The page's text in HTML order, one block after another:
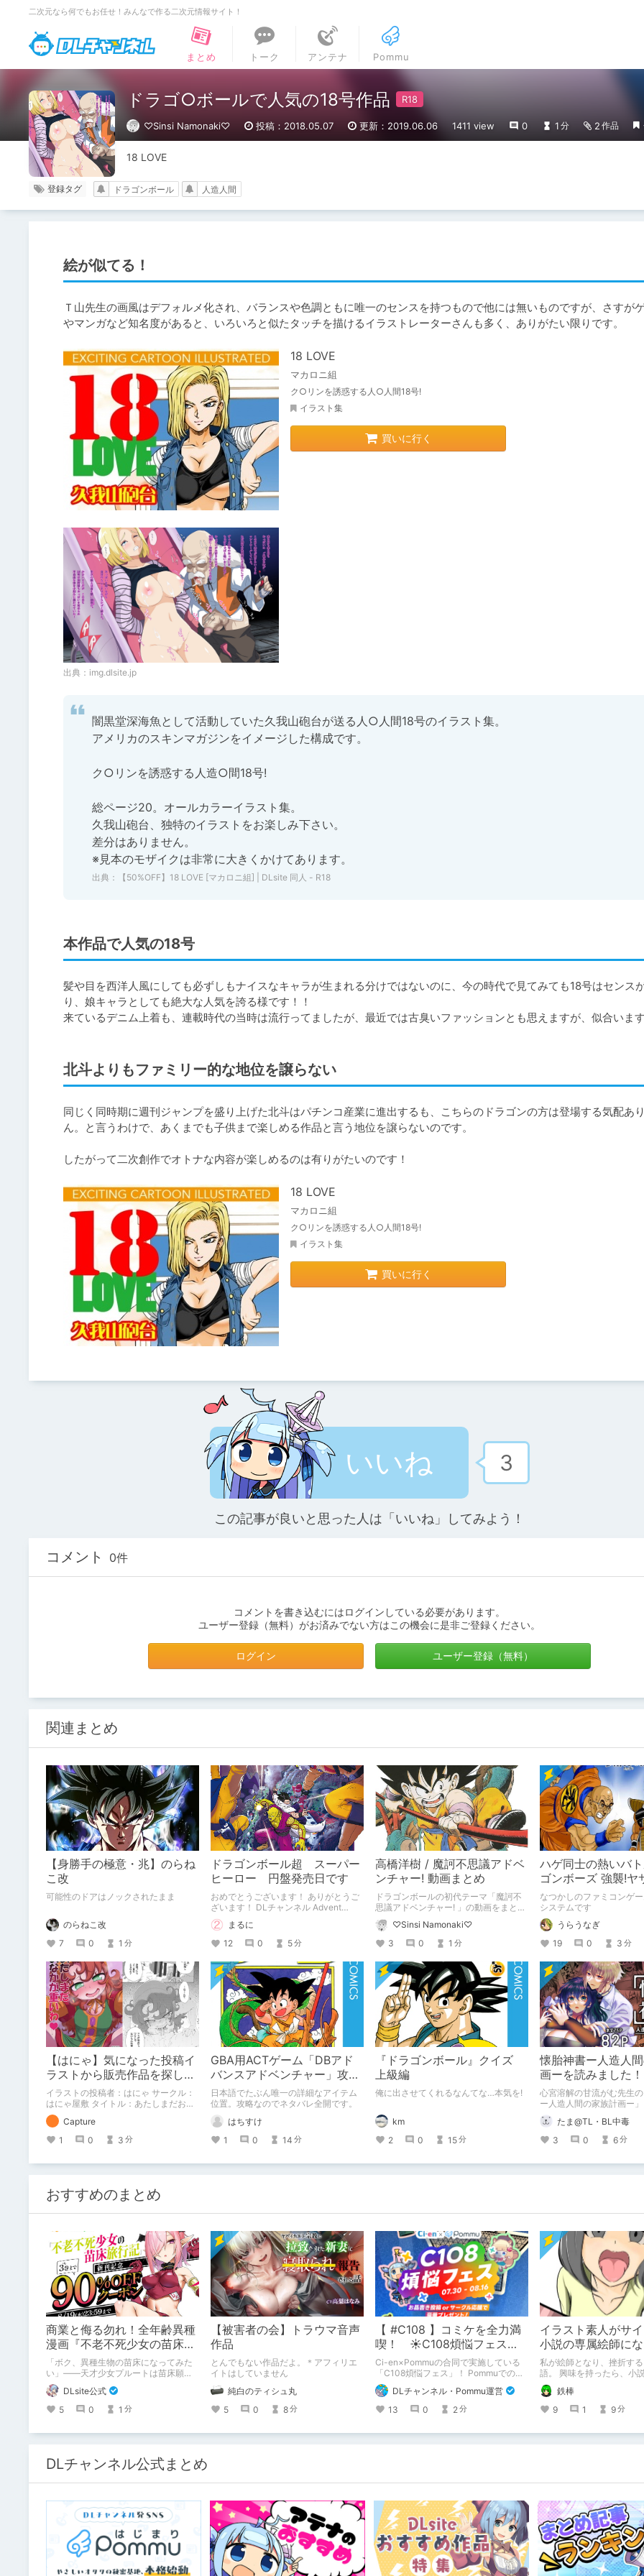
二次元なら何でもお任せ！みんなで作る二次元情報サイト！
DLチャンネル
まとめ
トーク アンテナ Pommu
ドラゴ○ボールで人気の18号作品
♡Sinsi Namonaki♡ 投稿：2018.05.07 更新：2019.06.06 1411 view 0 1 分 2 作品
18 LOVE
登録タグ ドラゴンボール 人造人間
絵が似てる！
Ｔ山先生の画風はデフォルメ化され、バランスや色調ともに唯一のセンスを持つもので他には無いものですが、さすが
やマンガなど知名度があると、いろいろと似たタッチを描けるイラストレーターさんも多く、ありがたい限りです。
18 LOVE
マカロニ組
ク○リンを誘惑する人○人間18号!
イラスト集
買いに行く
出典： img.dlsite.jp
闇黒堂深海魚として活動していた久我山砲台が送る人○人間18号のイラスト集。
アメリカのスキンマガジンをイメージした構成です。
ク○リンを誘惑する人造○間18号!
総ページ20。オールカラーイラスト集。
久我山砲台、独特のイラストをお楽しみ下さい。
差分はありません。
※見本のモザイクは非常に大きくかけてあります。
出典： 【50%OFF】18 LOVE [マカロニ組] | DLsite 同人 - R18
本作品で人気の18号
髪や目を西洋人風にしても必ずしもナイスなキャラが生まれる分けではないのに、今の時代で見てみても18号はセンス
り、娘キャラとしても絶大な人気を誇る様です！！
来ているデニム上着も、連載時代の当時は流行ってましたが、最近では古臭いファッションとも思えますが、似合います
北斗よりもファミリー的な地位を譲らない
同じく同時期に週刊ジャンプを盛り上げた北斗はパチンコ産業に進出するも、こちらのドラゴンの方は登場する気配あ
ん。と言うわけで、あくまでも子供まで楽しめる作品と言う地位を譲らないのです。
したがって二次創作でオトナな内容が楽しめるのは有りがたいのです！
18 LOVE
マカロニ組
ク○リンを誘惑する人○人間18号!
イラスト集
買いに行く
いいね 3
この記事が良いと思った人は「いいね」してみよう！
コメント 0件
コメントを書き込むにはログインしている必要があります。
ユーザー登録（無料）がお済みでない方はこの機会に是非ご登録ください。
ログイン ユーザー登録（無料）
関連まとめ
【身勝手の極意・兆】のらね
こ改
可能性のドアはノックされたまま
のらねこ改
7
0 1 分
ドラゴンボール超 スーパー
ヒーロー 円盤発売日です
おめでとうございます！ ありがとうご
ざいます！ DLチャンネル Advent
Calendar 2022（その2）に参加してい
ます。 12/8「レッドリボン軍大反省
会」アーカイブを追加、ドリパス追加
上映情報追加
まるに
12
0 5分
高橋洋樹 / 魔訶不思議アドベ
ンチャー! 動画まとめ
ドラゴンボールの初代テーマ「魔訶不
思議アドベンチャー! 」の動画をまとめ
ました。
♡Sinsi Namonaki♡
3
0 1 分
ハゲ同士の熱いバ
ゴンボーズ 強襲!ヤ
なつかしのファミコンゲ
システムです
うらうなぎ
19
0 3 分
【はにゃ】気になった投稿イ
ラストから販売作品を探し始
める【DLsite】
イラストの投稿者：はにゃ サークル：
はにゃ屋敷 タイトル：あたしまだおな
かが重いわ Twitterで気になったイラス
トの投稿者を調べて、DLsiteの販売作
品を紹介している記事です。 イラスト
投稿者が活動されているサイトもまと
Capture
1
0 3 分
GBA用ACTゲーム「DBアド
バンスアドベンチャー」攻
略。キャラコンプ＆収集アイ
テムの詳細な場所
日本語でたぶん唯一の詳細なアイテム
位置。攻略なのでネタバレ全開です。
はちすけ
1
0 14 分
『ドラゴンボール』クイズ
上級編
俺に出させてくれるなんてな…本気を!
km
2
0 15分
懐胎神書ー人造人
画ーを読みました！
心宮溶解の甘流がむ先生
ー人造人間の家族計画ー
たので、ネタバレありの推
をまとめてみました！
たま@TL・BL中毒
3
0 6分
おすすめのまとめ
商業と侮る勿れ！全年齢異種
漫画『不老不死少女の苗床旅
行記』新刊記念1～3巻90%オ
フクーポン配布中✨
「ボク、異種生物の苗床になってみた
い」――天才少女プルートは苗床願望
を叶えるため、不老不死の体を手に入
れた！ 話題沸騰の全年齢苗床コミック
スの新刊が発売開始！ それを記念して1
～3巻まで90%OFFクーポン配布いたし
DLsite公式
5
0 1 分
【被害者の会】トラウマ音声
作品
とんでもない作品だよ。＊アフィリエ
イトはしていません
純白のティシュ丸
5
0 8分
【 #C108 】コミケを全力満
喫！ ☀C108煩悩フェス☀
Pommu版のご案内
Ci-en×Pommuの合同で実施している
「C108煩悩フェス」！ Pommuでの参
加方法について、改めてこちらでもご
案内いたします！
DLチャンネル・Pommu運営
13
0 2分
イラスト素人がサ
小説の専属絵師に
私が絵師となり、挫折す
語。 興味を持ったら、小
で欲しいなって感じ 私の絵を使ってく
れてる小説書きさんのペー
https://www.pixiv.net/
3/novels?p=1
鉄棒
9
1 9分
DLチャンネル公式まとめ